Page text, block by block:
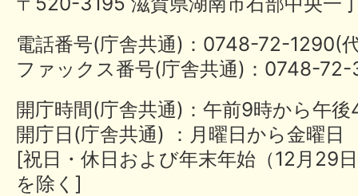
電話番号(庁舎共通)：0748-72-
ファックス番号(庁舎共通)：0748-
開庁時間(庁舎共通)：午前9時から午
開庁日(庁舎共通) ：月曜日から金曜日
[祝日・休日および年末年始（12月29
を除く]